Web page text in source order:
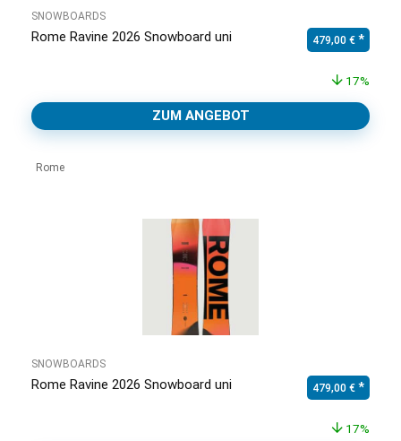
SNOWBOARDS
Rome Ravine 2026 Snowboard uni Ursprünglicher
479,00 €
17%
ZUM ANGEBOT
Rome
SNOWBOARDS
Rome Ravine 2026 Snowboard uni Ursprünglicher
479,00 €
17%